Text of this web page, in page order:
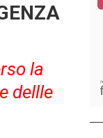
la
dellle